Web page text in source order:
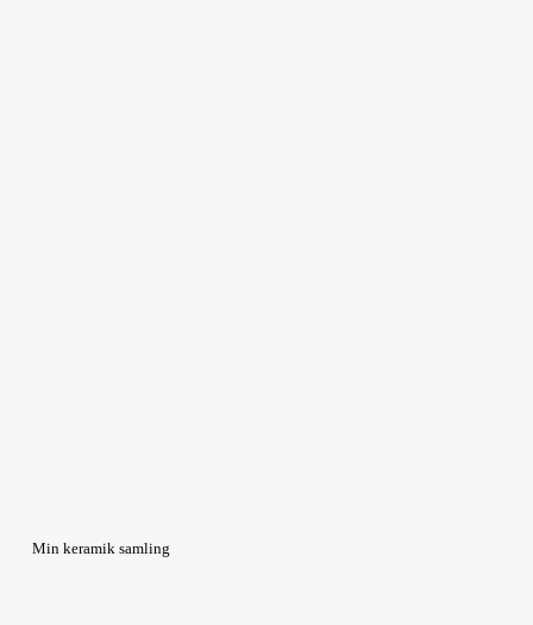
Min keramik samling